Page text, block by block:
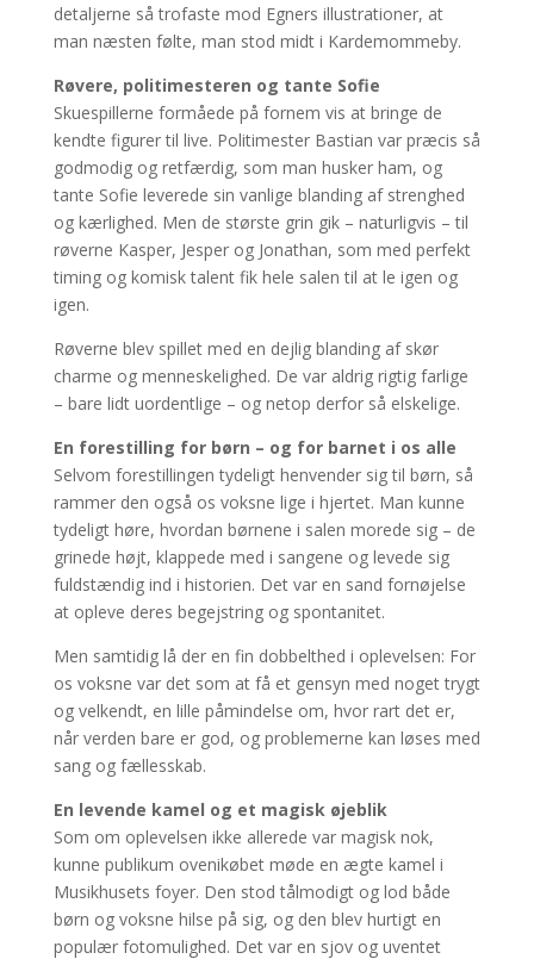
detaljerne så trofaste mod Egners illustrationer, at
man næsten følte, man stod midt i Kardemommeby.
Røvere, politimesteren og tante Sofie
Skuespillerne formåede på fornem vis at bringe de
kendte figurer til live. Politimester Bastian var præcis så
godmodig og retfærdig, som man husker ham, og
tante Sofie leverede sin vanlige blanding af strenghed
og kærlighed. Men de største grin gik – naturligvis – til
røverne Kasper, Jesper og Jonathan, som med perfekt
timing og komisk talent fik hele salen til at le igen og
igen.
Røverne blev spillet med en dejlig blanding af skør
charme og menneskelighed. De var aldrig rigtig farlige
– bare lidt uordentlige – og netop derfor så elskelige.
En forestilling for børn – og for barnet i os alle
Selvom forestillingen tydeligt henvender sig til børn, så
rammer den også os voksne lige i hjertet. Man kunne
tydeligt høre, hvordan børnene i salen morede sig – de
grinede højt, klappede med i sangene og levede sig
fuldstændig ind i historien. Det var en sand fornøjelse
at opleve deres begejstring og spontanitet.
Men samtidig lå der en fin dobbelthed i oplevelsen: For
os voksne var det som at få et gensyn med noget trygt
og velkendt, en lille påmindelse om, hvor rart det er,
når verden bare er god, og problemerne kan løses med
sang og fællesskab.
En levende kamel og et magisk øjeblik
Som om oplevelsen ikke allerede var magisk nok,
kunne publikum ovenikøbet møde en ægte kamel i
Musikhusets foyer. Den stod tålmodigt og lod både
børn og voksne hilse på sig, og den blev hurtigt en
populær fotomulighed. Det var en sjov og uventet